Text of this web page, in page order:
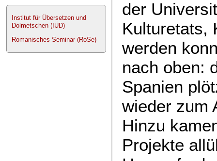
Institut für Übersetzen und
Dolmetschen (IÜD)
Romanisches Seminar (RoSe)
der
Kulturetats,
werden
nach oben:
Spanien
wieder zum
Hinzu
Projekte